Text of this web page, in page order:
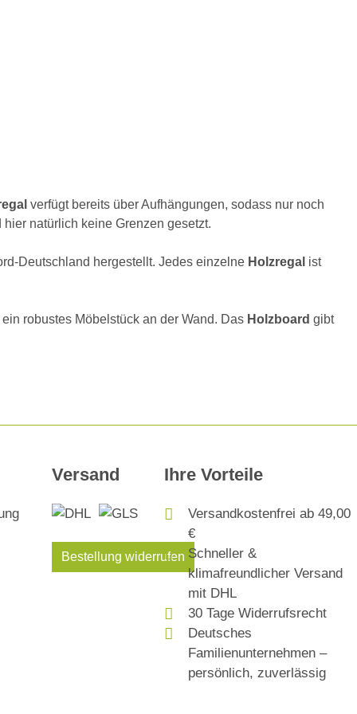
verfügt bereits über Aufhängungen, sodass nur noch
natürlich keine Grenzen gesetzt.
Deutschland hergestellt. Jedes einzelne Holzregal ist
robustes Möbelstück an der Wand. Das Holzboard gibt
Versand
Bestellung widerrufen
Ihre Vorteile
Versandkostenfrei ab 49,00
€
Schneller &
klimafreundlicher Versand
mit DHL
30 Tage Widerrufsrecht
Deutsches
Familienunternehmen –
persönlich, zuverlässig